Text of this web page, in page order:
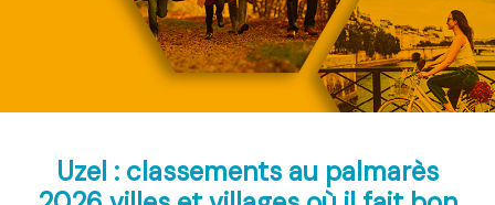
Uzel : classements au palmarès